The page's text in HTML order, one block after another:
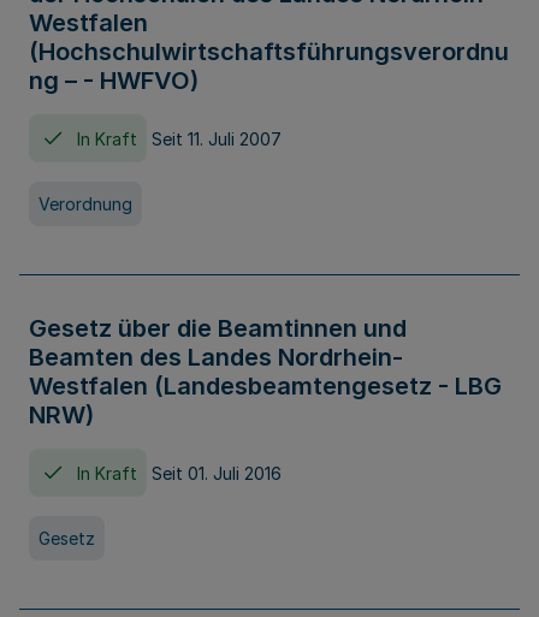
Westfalen
(Hochschulwirtschaftsführungsverordnu
ng – - HWFVO)
In Kraft Seit 11. Juli 2007
Verordnung
Gesetz über die Beamtinnen und
Beamten des Landes Nordrhein-
Westfalen (Landesbeamtengesetz - LBG
NRW)
In Kraft Seit 01. Juli 2016
Gesetz